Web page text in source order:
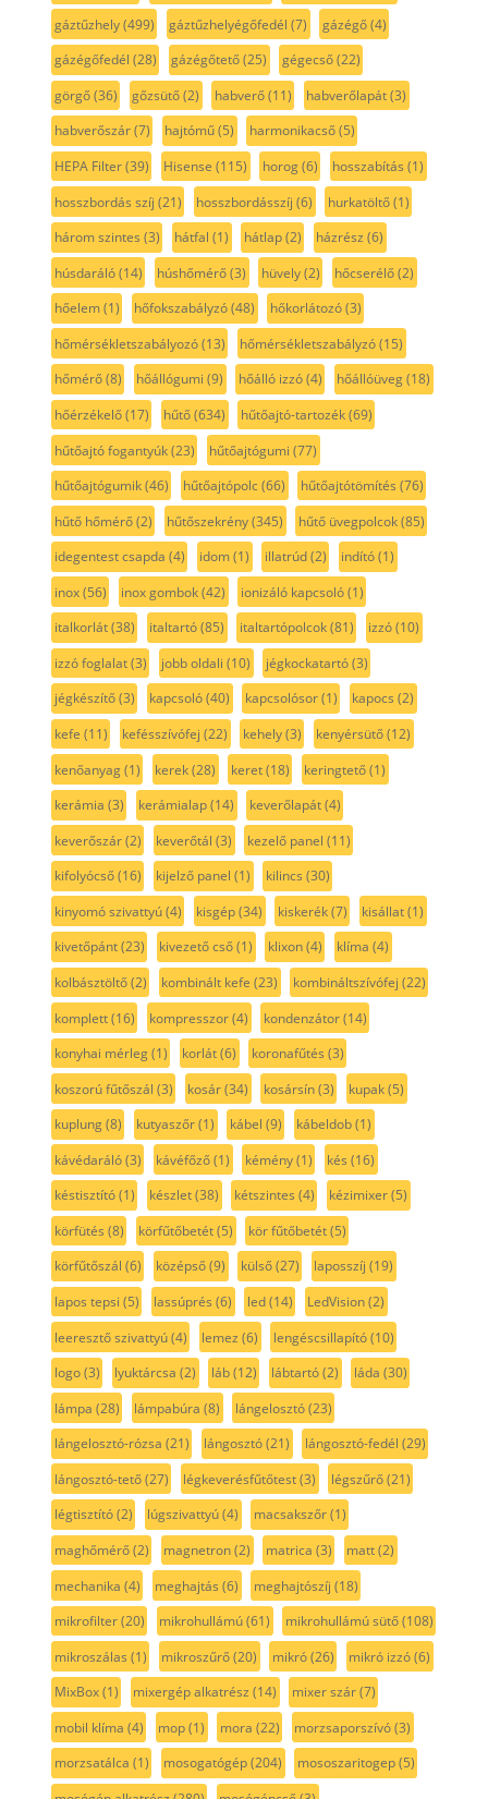
gáztűzhely(499) gáztűzhelyégőfedél (7) gázégő(4)
gázégőfedél (28) gázégőtető(25) gégecső(22)
görgő(36) gőzsütő(2) habverő(11) habverőlapát(3)
habverőszár(7) hajtómű(5) harmonikacső(5)
HEPA Filter(39) Hisense (115) horog(6) hosszabítás (1)
hosszbordás szíj (21) hosszbordásszíj (6) hurkatöltő(1)
három szintes (3) hátfal (1) hátlap(2) házrész (6)
húsdaráló(14) húshőmérő(3) hüvely(2) hőcserélő(2)
hőelem(1) hőfokszabályzó(48) hőkorlátozó(3)
hőmérsékletszabályozó(13) hőmérsékletszabályzó(15)
hőmérő(8) hőállógumi (9) hőálló izzó(4) hőállóüveg(18)
hőérzékelő(17) hűtő(634) hűtőajtó-tartozék(69)
hűtőajtó fogantyúk(23) hűtőajtógumi (77)
hűtőajtógumik(46) hűtőajtópolc(66) hűtőajtótömítés (76)
hűtő hőmérő(2) hűtőszekrény(345) hűtő üvegpolcok(85)
idegentest csapda (4) idom(1) illatrúd(2) indító(1)
inox(56) inox gombok(42) ionizáló kapcsoló(1)
italkorlát(38) italtartó(85) italtartópolcok(81) izzó(10)
izzó foglalat(3) jobb oldali (10) jégkockatartó(3)
jégkészítő(3) kapcsoló(40) kapcsolósor(1) kapocs (2)
kefe (11) kefésszívófej (22) kehely(3) kenyérsütő(12)
kenőanyag(1) kerek(28) keret(18) keringtető(1)
kerámia (3) kerámialap(14) keverőlapát(4)
keverőszár(2) keverőtál (3) kezelő panel (11)
kifolyócső(16) kijelző panel (1) kilincs (30)
kinyomó szivattyú(4) kisgép(34) kiskerék(7) kisállat(1)
kivetőpánt(23) kivezető cső(1) klixon(4) klíma (4)
kolbásztöltő(2) kombinált kefe (23) kombináltszívófej (22)
komplett(16) kompresszor(4) kondenzátor(14)
konyhai mérleg(1) korlát(6) koronafűtés (3)
koszorú fűtőszál (3) kosár(34) kosársín(3) kupak(5)
kuplung(8) kutyaszőr(1) kábel (9) kábeldob(1)
kávédaráló(3) kávéfőző(1) kémény(1) kés (16)
késtisztító(1) készlet(38) kétszintes (4) kézimixer(5)
körfütés (8) körfűtőbetét(5) kör fűtőbetét(5)
körfűtőszál (6) középső(9) külső(27) laposszíj (19)
lapos tepsi (5) lassúprés (6) led(14) LedVision(2)
leeresztő szivattyú(4) lemez (6) lengéscsillapító(10)
logo(3) lyuktárcsa (2) láb(12) lábtartó(2) láda (30)
lámpa (28) lámpabúra (8) lángelosztó(23)
lángelosztó-rózsa (21) lángosztó(21) lángosztó-fedél (29)
lángosztó-tető(27) légkeverésfűtőtest(3) légszűrő(21)
légtisztító(2) lúgszivattyú(4) macsakszőr(1)
maghőmérő(2) magnetron(2) matrica (3) matt(2)
mechanika (4) meghajtás (6) meghajtószíj (18)
mikrofilter(20) mikrohullámú(61) mikrohullámú sütő(108)
mikroszálas (1) mikroszűrő(20) mikró(26) mikró izzó(6)
MixBox(1) mixergép alkatrész (14) mixer szár(7)
mobil klíma (4) mop(1) mora (22) morzsaporszívó(3)
morzsatálca (1) mosogatógép(204) mososzaritogep(5)